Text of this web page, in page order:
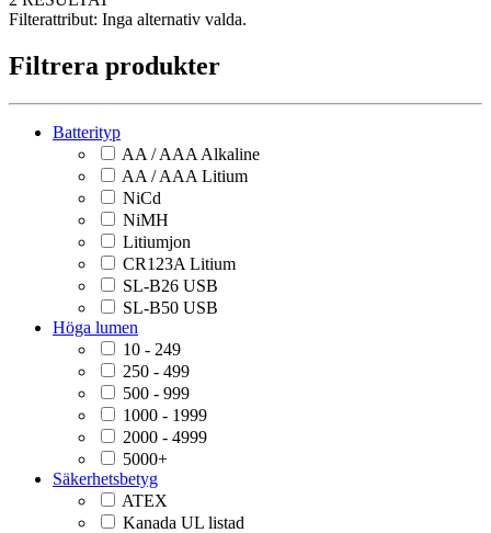
Filterattribut: Inga alternativ valda.
Filtrera produkter
Batterityp
AA / AAA Alkaline
AA / AAA Litium
NiCd
NiMH
Litiumjon
CR123A Litium
SL-B26 USB
SL-B50 USB
Höga lumen
10 - 249
250 - 499
500 - 999
1000 - 1999
2000 - 4999
5000+
Säkerhetsbetyg
ATEX
Kanada UL listad